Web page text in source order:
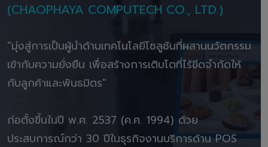
(CHAOPHAYA COMPUTECH CO., LTD.)
"มุ่งสู่การเป็นผู้นำด้านเทคโนโลยีโซลูชันที่ผสานนวัตกรรม
เข้ากับความยั่งยืน เพื่อสร้างการเติบโตที่ไร้ขีดจำกัดให้
กับลูกค้าและพันธมิตร"
ก่อตั้งขึ้นในปี พ.ศ. 2537 (ค.ศ. 1994) ด้วย
ประสบการณ์กว่า 30 ปีในธุรกิจงานบริการด้าน POS